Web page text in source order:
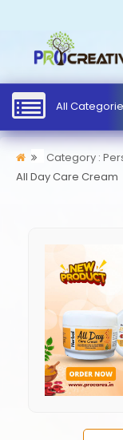
All
Category :
All Day Care Cream